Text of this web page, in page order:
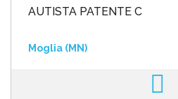
AUTISTA PATENTE C
Moglia (MN)